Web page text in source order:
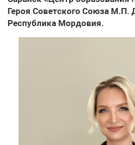
Героя Советского Союза М.П.
Республика Мордовия.